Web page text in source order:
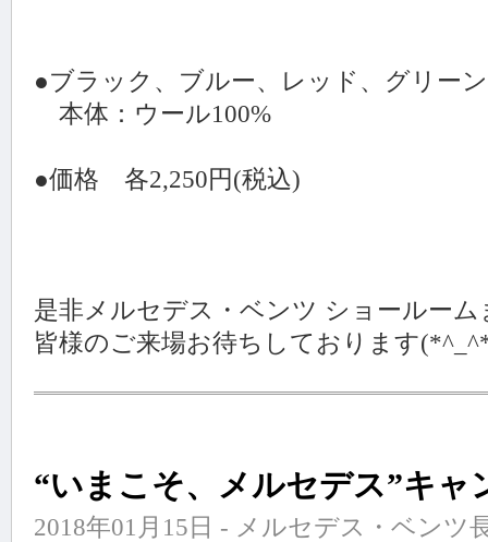
●ブラック、ブルー、レッド、グリー
本体：ウール100%
●価格 各2,250円(税込)
是非メルセデス・ベンツ ショールー
皆様のご来場お待ちしております
“いまこそ、メルセデス”キャ
2018年01月15日 - メルセデス・ベンツ